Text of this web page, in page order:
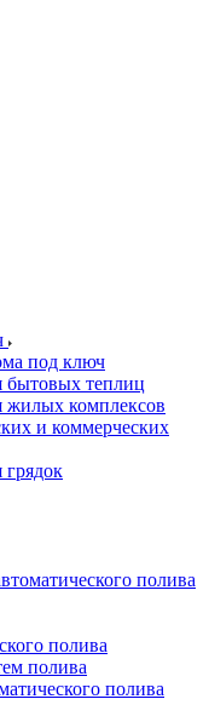
под ключ
бытовых теплиц
жилых комплексов
и коммерческих
полива
полива
полива
полива